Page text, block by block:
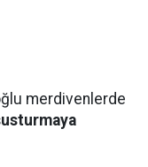
merdivenlerde